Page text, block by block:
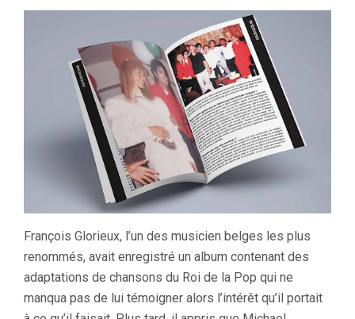
François Glorieux, l’un des musicien belges les plus
renommés, avait enregistré un album contenant des
adaptations de chansons du Roi de la Pop qui ne
manqua pas de lui témoigner alors l’intérêt qu’il portait